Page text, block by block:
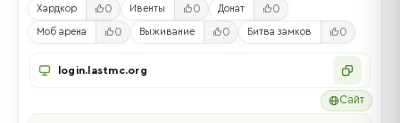
Хардкор 0 Ивенты 0 Донат 0
Моб арена 0 Выживание 0 Битва замков 0
login.lastmc.org
Сайт